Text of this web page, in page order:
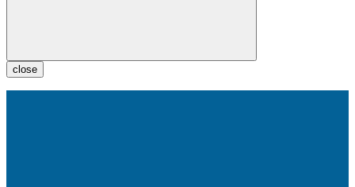
close